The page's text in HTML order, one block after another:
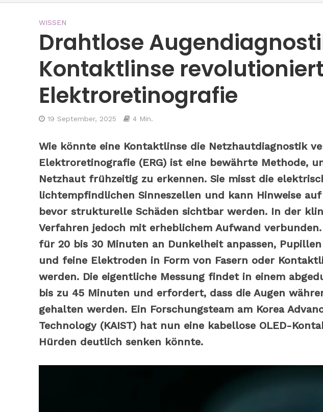
WISSEN
Drahtlose
Kontaktlinse
Elektroretinografie
19 September, 2025 4 Min.
Wie könnte eine Kontaktlinse die Netzhautdiagnostik
Elektroretinografie (ERG) ist eine bewährte Methode,
Netzhaut frühzeitig zu erkennen. Sie misst die
lichtempfindlichen Sinneszellen und kann Hinweise
bevor strukturelle Schäden sichtbar werden. In der
Verfahren jedoch mit erheblichem Aufwand
für 20 bis 30 Minuten an Dunkelheit anpassen,
und feine Elektroden in Form von Fasern oder
werden. Die eigentliche Messung findet in einem
bis zu 45 Minuten und erfordert, dass die Augen
gehalten werden. Ein Forschungsteam am Korea
Technology (KAIST) hat nun eine kabellose OLED-
Hürden deutlich senken könnte.